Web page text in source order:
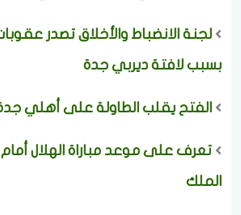
لجنة الانضباط والأخلاق تصدر
بسبب لافتة ديربي جدة
الفتح يقلب الطاولة على أهلي
تعرف على موعد مباراة الهلال
الملك